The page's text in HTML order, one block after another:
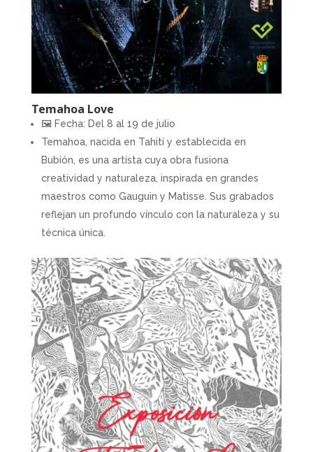
Temahoa Love
🖼 Fecha: Del 8 al 19 de julio
Temahoa, nacida en Tahití y establecida en
Bubión, es una artista cuya obra fusiona
creatividad y naturaleza, inspirada en grandes
maestros como Gauguin y Matisse. Sus grabados
reflejan un profundo vínculo con la naturaleza y su
técnica única.